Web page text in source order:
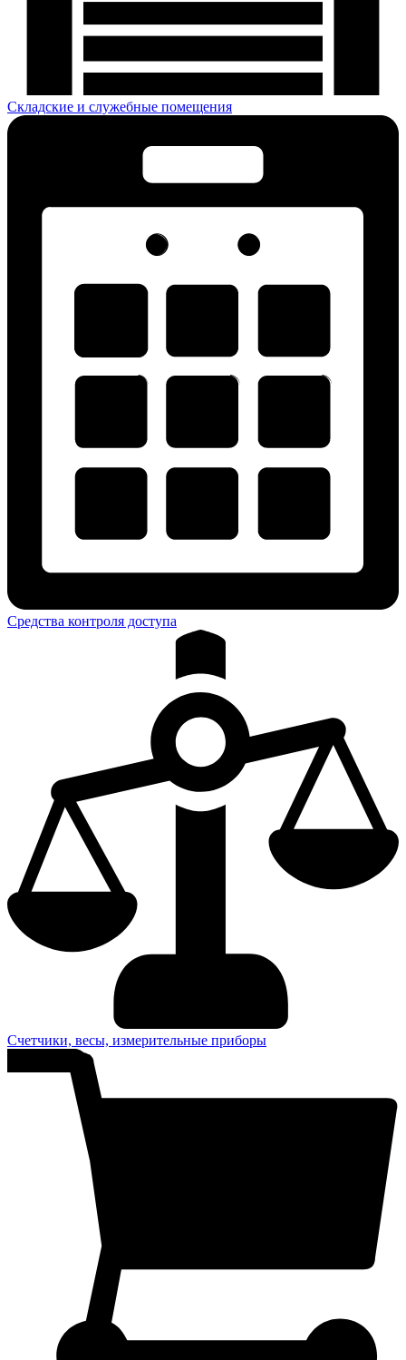
Складские и служебные помещения
Средства контроля доступа
Счетчики, весы, измерительные приборы